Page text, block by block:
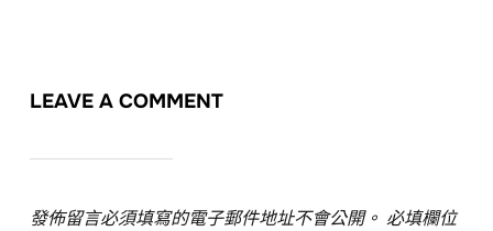
LEAVE A COMMENT
發佈留言必須填寫的電子郵件地址不會公開。 必填欄位